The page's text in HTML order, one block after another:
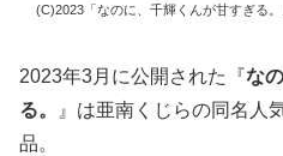
(C)2023「なのに、千輝くんが甘すぎる
2023年3月に公開された『な
る。
』は亜南くじらの同名人
品。